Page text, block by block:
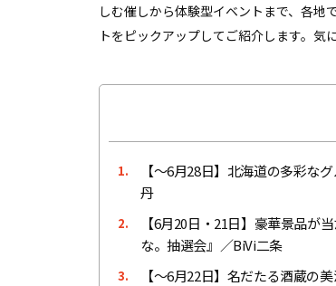
しむ催しから体験型イベントまで、各
トをピックアップしてご紹介します。気
1.
【〜6月28日】北海道の多彩な
丹
2.
【6月20日・21日】豪華景品が
な。抽選会』／BiVi二条
3. 【〜6月22日】名だたる酒蔵の